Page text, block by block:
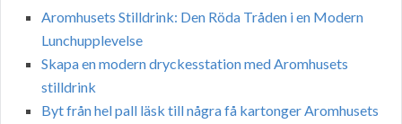
Aromhusets Stilldrink: Den Röda Tråden i en Modern
Lunchupplevelse
Skapa en modern dryckesstation med Aromhusets
stilldrink
Byt från hel pall läsk till några få kartonger Aromhusets